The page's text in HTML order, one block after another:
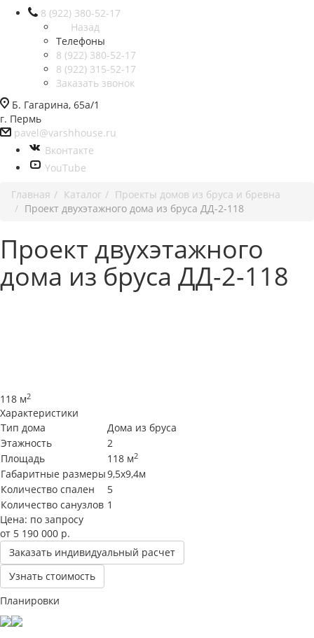
8 (922) 380-52-17
Назад
Телефоны
8 (922) 380-52-17
8 (922) 315-52-17
Заказать звонок
Б. Гагарина, 65а/1
г. Пермь
pavel@varshhouse.ru
Вконтакте
YouTube
Главная
Каталог
Проекты домов из бруса и бревна
Проект двухэтажного дома из бруса ДД-2-118
Проект двухэтажного
дома из бруса ДД-2-118
118 м2
Характеристики
Тип дома
Дома из бруса
Этажность
2
Площадь
118 м2
Габаритные размеры9,5х9,4м
Количество спален
5
Количество санузлов 1
Цена: по запросу
от 5 190 000‬ р.
Заказать индивидуальный расчет
Узнать стоимость
Планировки